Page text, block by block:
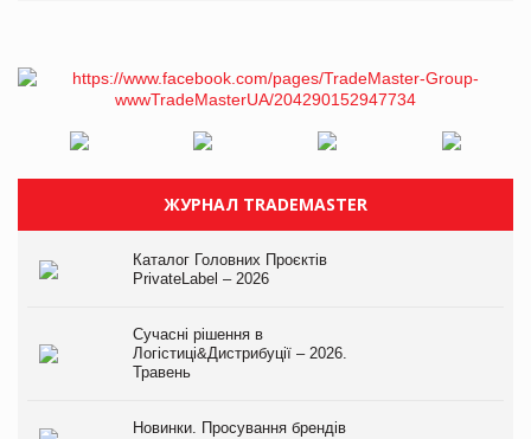
ЖУРНАЛ TRADEMASTER
Каталог Головних Проєктів
PrivateLabel – 2026
Сучасні рішення в
Логістиці&Дистрибуції – 2026.
Травень
Новинки. Просування брендів